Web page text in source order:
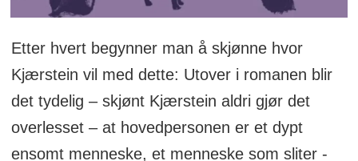
Etter hvert begynner man å skjønne hvor
Kjærstein vil med dette: Utover i romanen blir
det tydelig – skjønt Kjærstein aldri gjør det
overlesset – at hovedpersonen er et dypt
ensomt menneske, et menneske som sliter -